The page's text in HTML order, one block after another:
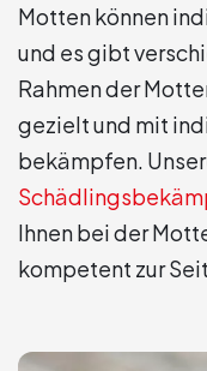
Motten können
und es gibt
Rahmen der
gezielt und mit
bekämpfen.
Ihnen bei der
kompetent zur